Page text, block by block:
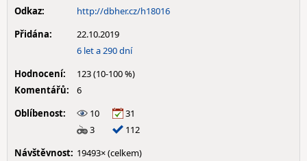
Odkaz:
http://dbher.cz/h18016
Přidána:
22.10.2019
6 let a 290 dní
Hodnocení:
123 (10-100 %)
Komentářů:
6
Oblíbenost:
10
31
3
112
Návštěvnost: 19493× (celkem)